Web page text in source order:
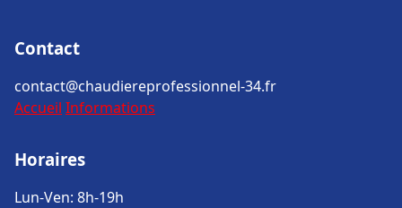
Contact
contact@chaudiereprofessionnel-34.fr
Accueil Informations
Horaires
Lun-Ven: 8h-19h